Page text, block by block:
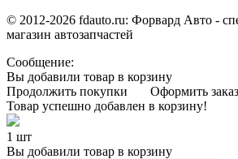
© 2012-2026 fdauto.ru: Форвард Авто -
магазин автозапчастей
Сообщение:
Вы добавили товар в корзину
Продолжить покупки
Оформить заказ
Товар успешно добавлен в корзину!
1 шт
Вы добавили товар в корзину